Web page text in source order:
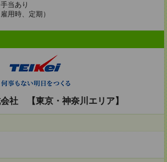
当あり
用時、定期）
社 【東京・神奈川エリア】